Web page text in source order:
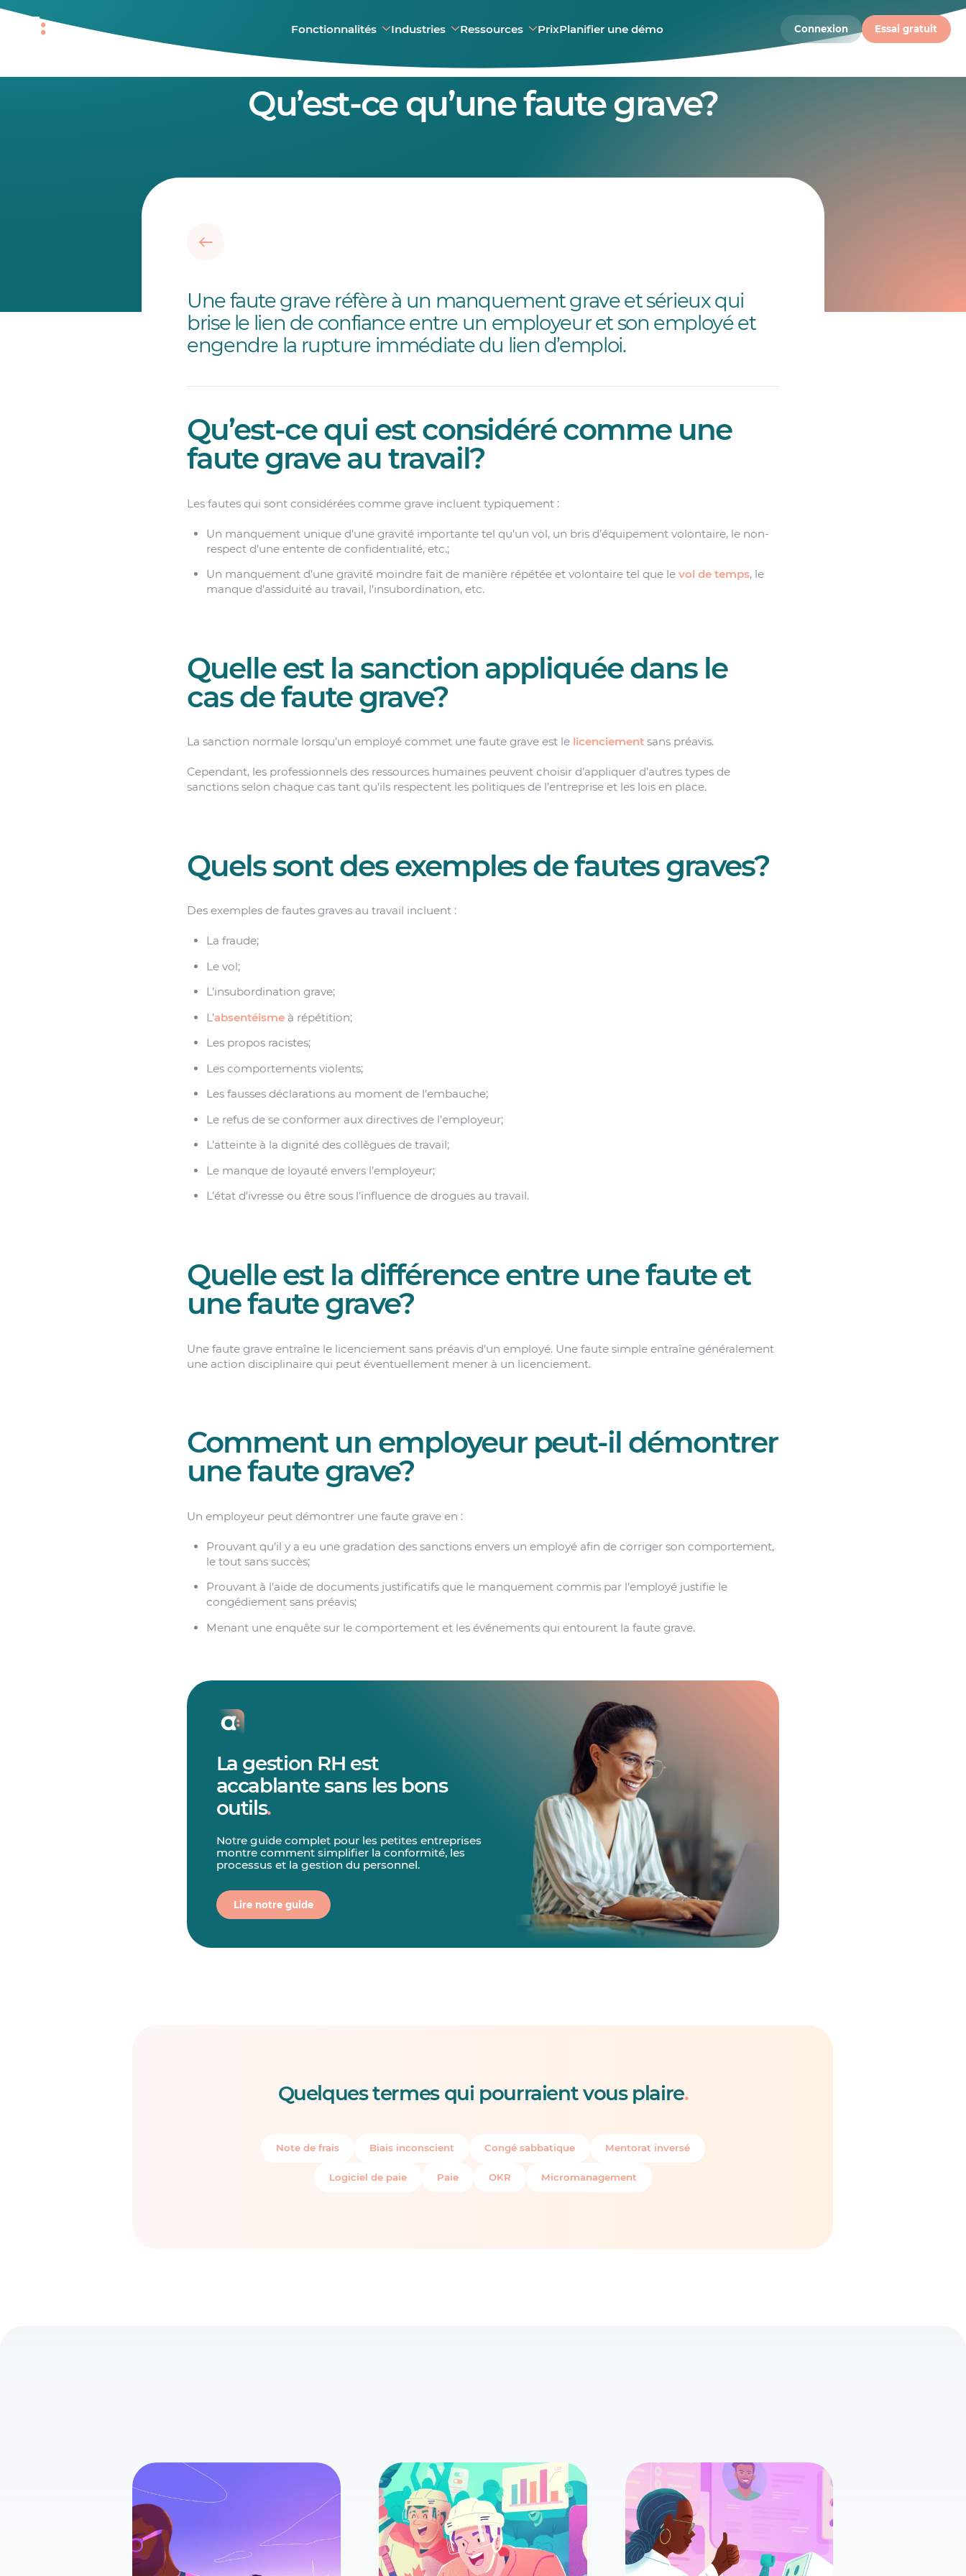
Fonctionnalités Industries Ressources PrixPlanifier une démo Connexion Essai gratuit
Qu’est-ce qu’une faute grave?
Une faute grave réfère à un manquement grave et sérieux qui
brise le lien de confiance entre un employeur et son employé et
engendre la rupture immédiate du lien d’emploi.
Qu’est-ce qui est considéré comme une
faute grave au travail?
Les fautes qui sont considérées comme grave incluent typiquement :
Un manquement unique d’une gravité importante tel qu’un vol, un bris d’équipement volontaire, le non-
respect d’une entente de confidentialité, etc.;
Un manquement d’une gravité moindre fait de manière répétée et volontaire tel que le vol de temps, le
manque d’assiduité au travail, l’insubordination, etc.
Quelle est la sanction appliquée dans le
cas de faute grave?
La sanction normale lorsqu’un employé commet une faute grave est le licenciement sans préavis.
Cependant, les professionnels des ressources humaines peuvent choisir d’appliquer d’autres types de
sanctions selon chaque cas tant qu’ils respectent les politiques de l’entreprise et les lois en place.
Quels sont des exemples de fautes graves?
Des exemples de fautes graves au travail incluent :
La fraude;
Le vol;
L’insubordination grave;
L’absentéismeà répétition;
Les propos racistes;
Les comportements violents;
Les fausses déclarations au moment de l’embauche;
Le refus de se conformer aux directives de l’employeur;
L’atteinte à la dignité des collègues de travail;
Le manque de loyauté envers l’employeur;
L’état d’ivresse ou être sous l’influence de drogues au travail.
Quelle est la différence entre une faute et
une faute grave?
Une faute grave entraîne le licenciement sans préavis d’un employé. Une faute simple entraîne généralement
une action disciplinaire qui peut éventuellement mener à un licenciement.
Comment un employeur peut-il démontrer
une faute grave?
Un employeur peut démontrer une faute grave en :
Prouvant qu’il y a eu une gradation des sanctions envers un employé afin de corriger son comportement,
le tout sans succès;
Prouvant à l’aide de documents justificatifs que le manquement commis par l’employé justifie le
congédiement sans préavis;
Menant une enquête sur le comportement et les événements qui entourent la faute grave.
La gestion RH est
accablante sans les bons
outils.
Notre guide complet pour les petites entreprises
montre comment simplifier la conformité, les
processus et la gestion du personnel.
Lire notre guide
Quelques termes qui pourraient vous plaire.
Note de frais Biais inconscient Congé sabbatique Mentorat inversé
Logiciel de paie Paie OKR Micromanagement